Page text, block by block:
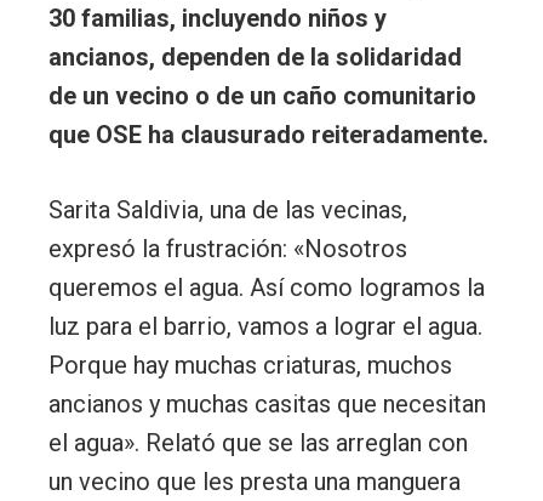
30 familias, incluyendo niños y
ancianos, dependen de la solidaridad
de un vecino o de un caño comunitario
que OSE ha clausurado reiteradamente.
Sarita Saldivia, una de las vecinas,
expresó la frustración: «Nosotros
queremos el agua. Así como logramos la
luz para el barrio, vamos a lograr el agua.
Porque hay muchas criaturas, muchos
ancianos y muchas casitas que necesitan
el agua». Relató que se las arreglan con
un vecino que les presta una manguera